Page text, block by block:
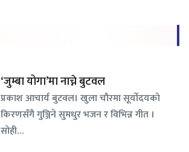
‘जुम्बा योगा’मा नाच्ने बुटवल
प्रकाश आचार्य बुटवल। खुला चौरमा सूर्योदयको
किरणसँगै गुञ्जिने सुमधुर भजन र विभिन्न गीत ।
सोही…